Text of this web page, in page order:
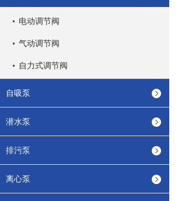
电动调节阀
气动调节阀
自力式调节阀
自吸泵
潜水泵
排污泵
离心泵